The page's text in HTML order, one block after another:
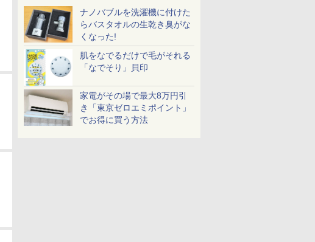
ナノバブルを洗濯機に付けた
らバスタオルの生乾き臭がな
くなった!
肌をなでるだけで毛がそれる
「なでそり」貝印
家電がその場で最大8万円引
き「東京ゼロエミポイント」
でお得に買う方法